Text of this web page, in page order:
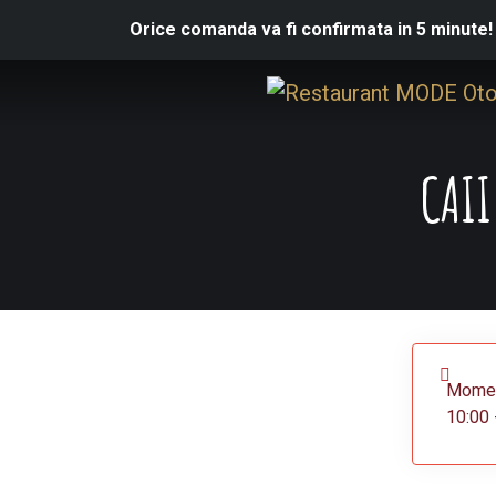
Orice comanda va fi confirmata in 5 minute!
10:00